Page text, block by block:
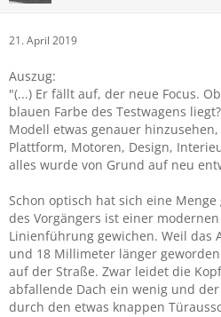
21. April 2019
Auszug:
"(...) Er fällt auf, der neue Focus.
blauen Farbe des Testwagens
Modell etwas genauer
Plattform, Motoren, Design,
alles wurde von Grund auf neu
Schon optisch hat sich eine
des Vorgängers ist einer
Linienführung gewichen. Weil das
und 18 Millimeter länger
auf der Straße. Zwar leidet die
abfallende Dach ein wenig und
durch den etwas knappen